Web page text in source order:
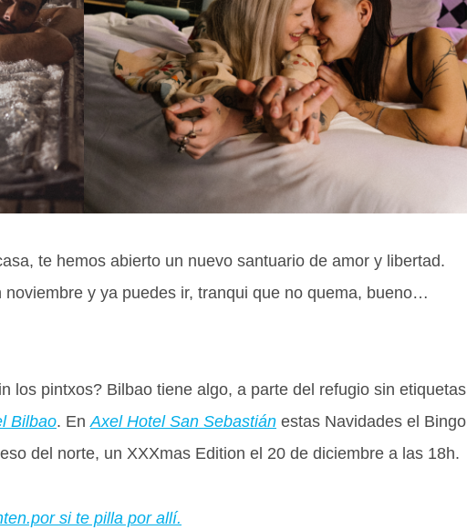
te hemos abierto un nuevo santuario de amor y libertad.
noviembre y ya puedes ir, tranqui que no quema, bueno…
los pintxos? Bilbao tiene algo, a parte del refugio sin etiquetas
Bilbao. EnAxel Hotel San Sebastián estas Navidades el Bingo
del norte, un XXXmas Edition el 20 de diciembre a las 18h.
si te pilla por allí.